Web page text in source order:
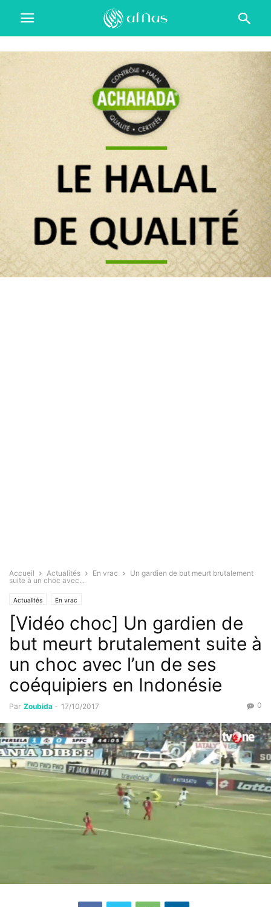
Accueil Actualités En vrac
Un gardien de but meurt brutalement
suite à un choc avec...
Actualités En vrac
[Vidéo choc] Un gardien de
but meurt brutalement suite à
un choc avec l’un de ses
coéquipiers en Indonésie
Par Zoubida - 17/10/2017 0